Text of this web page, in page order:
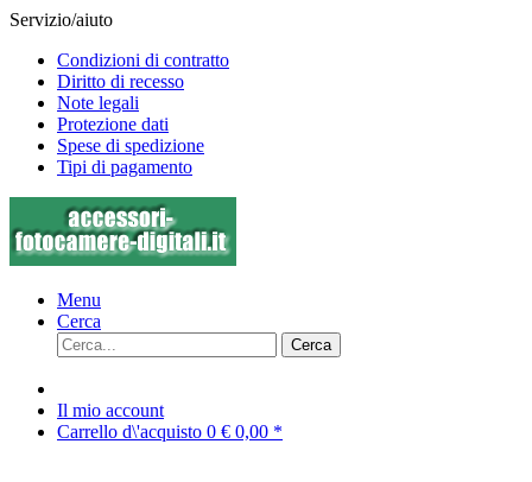
Servizio/aiuto
Condizioni di contratto
Diritto di recesso
Note legali
Protezione dati
Spese di spedizione
Tipi di pagamento
Menu
Cerca
Cerca
Il mio account
Carrello d\'acquisto 0 € 0,00 *